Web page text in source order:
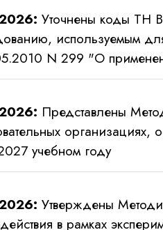
Уточнены коды ТН
используемым
N 299 "О
Представлены
учебном году
Утверждены
в рамках